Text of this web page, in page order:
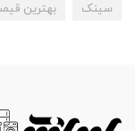
سینک
بهترین